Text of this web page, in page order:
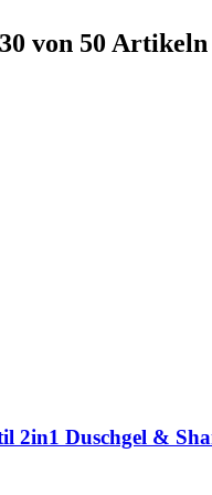
von 50 Artikeln
2in1 Duschgel &